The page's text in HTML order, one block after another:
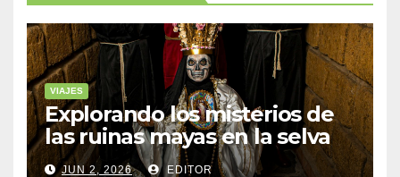
VIAJES
Explorando los misterios de
las ruinas mayas en la selva
de Yucatán
JUN 2, 2026 EDITOR